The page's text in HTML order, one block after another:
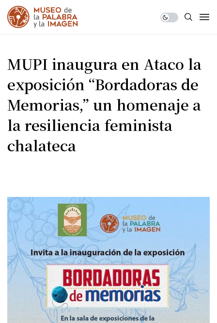
MUPI inaugura en Ataco la
exposición “Bordadoras de
Memorias,” un homenaje a
la resiliencia feminista
chalateca